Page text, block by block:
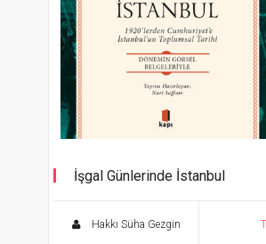
İşgal Günlerinde İstanbul
Toplumsal Tarihi - Dönemin
Hakkı Süha Gezgin